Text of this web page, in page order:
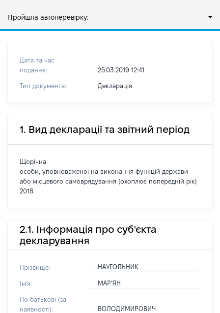
Пройшла автоперевірку:
Дата та час
подання:
25.03.2019 12:41
Тип документа: Декларація
1. Вид декларації та звітний період
Щорічна
особи, уповноваженої на виконання функцій держави
або місцевого самоврядування (охоплює попередній рік)
2018
2.1. Інформація про суб'єкта
декларування
Прізвище: НАУГОЛЬНИК
Ім'я: МАР’ЯН
По батькові (за
наявності):
ВОЛОДИМИРОВИЧ